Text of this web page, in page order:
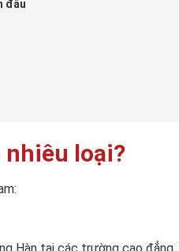
đầu
nhiêu loại?